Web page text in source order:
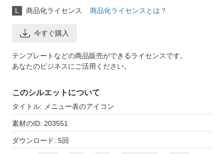
L 商品化ライセンス 商品化ライセンスとは？
今すぐ購入
テンプレートなどの商品販売ができるライセンスです。
あなたのビジネスにご活用ください。
このシルエットについて
タイトル: メニュー表のアイコン
素材のID: 203551
ダウンロード: 5回